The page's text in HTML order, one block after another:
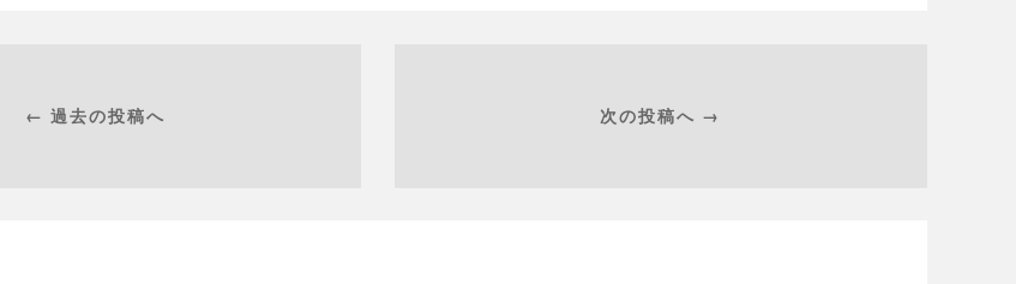
← 過去の投稿へ 次の投稿へ →